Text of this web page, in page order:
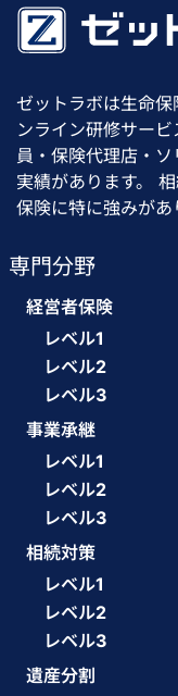
ゼットラボは生命
ンライン研修サー
員・保険代理店・
実績があります。
保険に特に強みがあ
専門分野
経営者保険
レベル1
レベル2
レベル3
事業承継
レベル1
レベル2
レベル3
相続対策
レベル1
レベル2
レベル3
遺産分割